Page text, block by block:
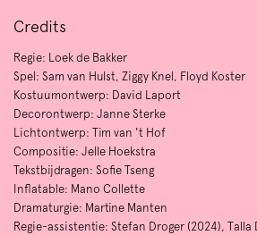
Credits
Regie: Loek de Bakker
Spel: Sam van Hulst, Ziggy Knel, Floyd Koster
Kostuumontwerp: David Laport
Decorontwerp: Janne Sterke
Lichtontwerp: Tim van 't Hof
Compositie: Jelle Hoekstra
Tekstbijdragen: Sofie Tseng
Inflatable: Mano Collette
Dramaturgie: Martine Manten
Regie-assistentie: Stefan Droger (2024), Talla